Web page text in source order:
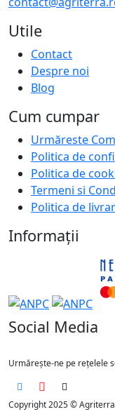
Utile
Contact
Despre noi
Blog
Cum cumpar
Urmăreste
Politica de
Politica de
Termeni si
Politica de
Informații
Social Media
Urmărește-ne pe rețelele
Copyright 2025 ©